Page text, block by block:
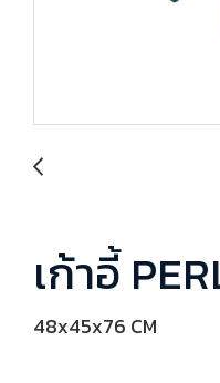
เก้าอี้
48x45x76 CM